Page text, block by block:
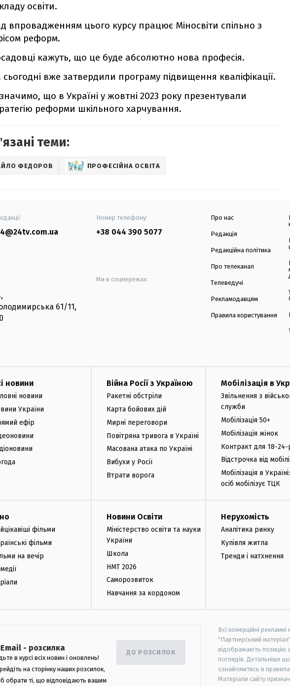
освіти.
впровадженням цього курсу працює Міносвіти спільно з
реформ.
кажуть, що це буде абсолютно нова професія.
сьогодні вже затвердили програму підвищення кваліфікації.
що в Україні у жовтні 2023 року презентували
реформи шкільного харчування.
теми:
ФЕДОРОВ ПРОФЕСІЙНА ОСВІТА
Номер телефону:
+38 044 390 5077
,
61/11,
Ми в соцмережах:
Про нас
Редакція
Редакційна політика
Про телеканал
Телеведучі
Рекламодавцям
Правила користування
новини
новини
України
ефір
Війна Росії з Україною
Ракетні обстріли
Карта бойових дій
Мирні переговори
Повітряна тривога в Україні
Масована атака по Україні
Вибухи у Росії
Втрати ворога
Мобілізація в
Звільнення з
служби
Мобілізація 50+
Мобілізація жінок
Контракт для 18-24-
Відстрочка від
Мобілізація в
осіб мобілізує ТЦК
фільми
фільми
на вечір
Новини Освіти
Міністерство освіти та науки
України
Школа
НМТ 2026
Саморозвиток
Навчання за кордоном
Нерухомість
Аналітика ринку
Купівля житла
Тренди і натхнення
Email - розсилка
в курсі всіх новин і оновлень!
на сторінку наших розсилок,
обрати ті, що відповідають вашим
ДО РОЗСИЛОК
Всі комерційні
"Партнерський
відображають позицію
поглядів. Детальніше
ознайомитись в
Матеріали сайту